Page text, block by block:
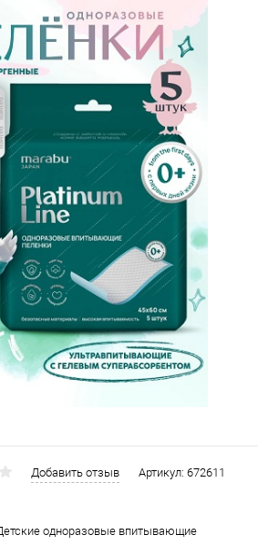
Добавить отзыв Артикул: 672611
одноразовые впитывающие